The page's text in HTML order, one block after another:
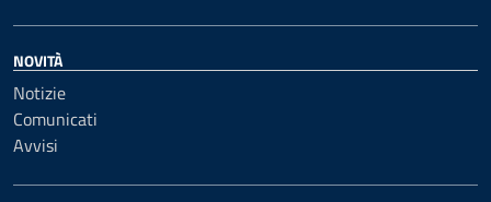
NOVITÀ
Notizie
Comunicati
Avvisi